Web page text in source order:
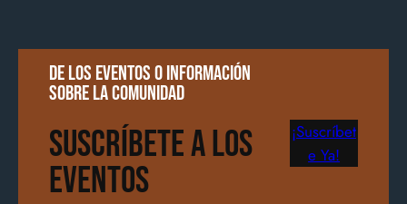
De los eventos o información
sobre la comunidad
Suscríbete a los
Eventos
¡Suscríbet
e Ya!